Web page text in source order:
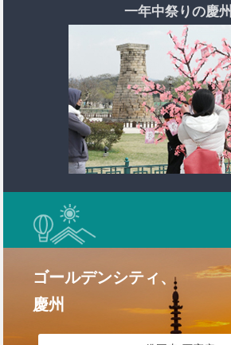
一年中祭りの慶州
ゴールデンシティ、
慶州